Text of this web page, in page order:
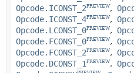
Opcode.ICONST_2PREVIEW
Opcode.ICONST_4PREVIEW
Opcode.LCONST_0PREVIEW
Opcode.FCONST_0PREVIEW
Opcode.FCONST_2PREVIEW
Opcode.DCONST_1PREVIEW